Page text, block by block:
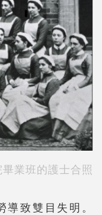
畢業班的護士合照
致雙目失明。